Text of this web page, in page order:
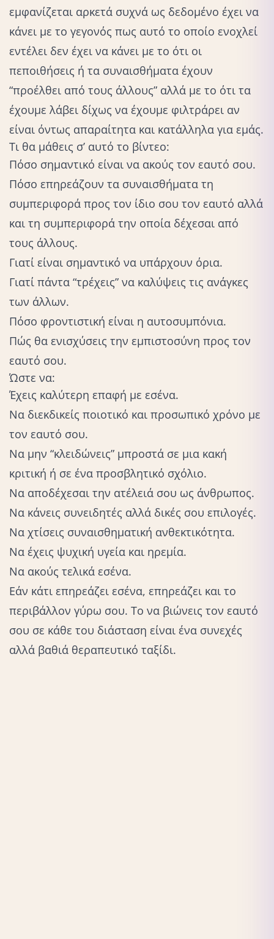
εμφανίζεται αρκετά συχνά ως δεδομένο έχει να
κάνει με το γεγονός πως αυτό το οποίο ενοχλεί
εντέλει δεν έχει να κάνει με το ότι οι
πεποιθήσεις ή τα συναισθήματα έχουν
“προέλθει από τους άλλους” αλλά με το ότι τα
έχουμε λάβει δίχως να έχουμε φιλτράρει αν
είναι όντως απαραίτητα και κατάλληλα για εμάς.
Τι θα μάθεις σ’ αυτό το βίντεο:
Πόσο σημαντικό είναι να ακούς τον εαυτό σου.
Πόσο επηρεάζουν τα συναισθήματα τη
συμπεριφορά προς τον ίδιο σου τον εαυτό αλλά
και τη συμπεριφορά την οποία δέχεσαι από
τους άλλους.
Γιατί είναι σημαντικό να υπάρχουν όρια.
Γιατί πάντα “τρέχεις” να καλύψεις τις ανάγκες
των άλλων.
Πόσο φροντιστική είναι η αυτοσυμπόνια.
Πώς θα ενισχύσεις την εμπιστοσύνη προς τον
εαυτό σου.
Ώστε να:
Έχεις καλύτερη επαφή με εσένα.
Να διεκδικείς ποιοτικό και προσωπικό χρόνο με
τον εαυτό σου.
Να μην “κλειδώνεις” μπροστά σε μια κακή
κριτική ή σε ένα προσβλητικό σχόλιο.
Να αποδέχεσαι την ατέλειά σου ως άνθρωπος.
Να κάνεις συνειδητές αλλά δικές σου επιλογές.
Να χτίσεις συναισθηματική ανθεκτικότητα.
Να έχεις ψυχική υγεία και ηρεμία.
Να ακούς τελικά εσένα.
Εάν κάτι επηρεάζει εσένα, επηρεάζει και το
περιβάλλον γύρω σου. Το να βιώνεις τον εαυτό
σου σε κάθε του διάσταση είναι ένα συνεχές
αλλά βαθιά θεραπευτικό ταξίδι.